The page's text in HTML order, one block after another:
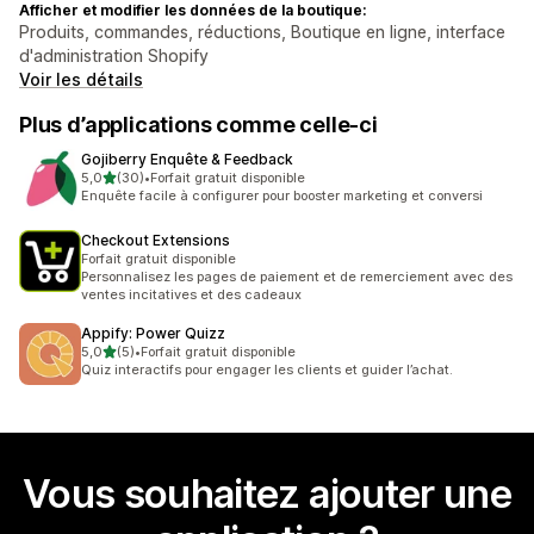
Afficher et modifier les données de la boutique:
Produits, commandes, réductions, Boutique en ligne, interface
d'administration Shopify
Voir les détails
Plus d’applications comme celle-ci
Gojiberry Enquête & Feedback
5,0étoile(s) sur 5
(30)
30 avis au total
•Forfait gratuit disponible
Enquête facile à configurer pour booster marketing et conversi
Checkout Extensions
Forfait gratuit disponible
Personnalisez les pages de paiement et de remerciement avec des
ventes incitatives et des cadeaux
Appify: Power Quizz
5,0étoile(s) sur 5
(5)
5 avis au total
•Forfait gratuit disponible
Quiz interactifs pour engager les clients et guider l’achat.
Vous souhaitez ajouter une